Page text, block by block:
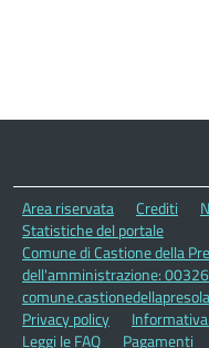
Area riservata Crediti
Statistiche del portale
Comune di Castione della
dell'amministrazione:
Privacy policy
Leggi le FAQ
Pagamenti